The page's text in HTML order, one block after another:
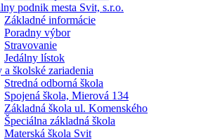
podnik mesta Svit, s.r.o.
Základné informácie
Poradny výbor
Stravovanie
Jedálny lístok
a školské zariadenia
Stredná odborná škola
Spojená škola, Mierová 134
Základná škola ul. Komenského
Špeciálna základná škola
Materská škola Svit